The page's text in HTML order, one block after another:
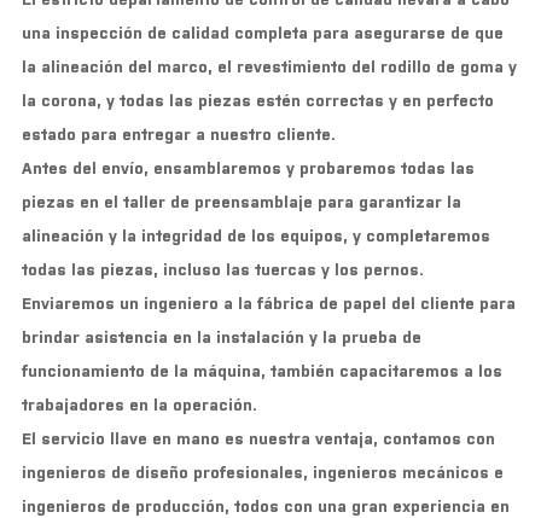
una inspección de calidad completa para asegurarse de que
la alineación del marco, el revestimiento del rodillo de goma y
la corona, y todas las piezas estén correctas y en perfecto
estado para entregar a nuestro cliente.
Antes del envío, ensamblaremos y probaremos todas las
piezas en el taller de preensamblaje para garantizar la
alineación y la integridad de los equipos, y completaremos
todas las piezas, incluso las tuercas y los pernos.
Enviaremos un ingeniero a la fábrica de papel del cliente para
brindar asistencia en la instalación y la prueba de
funcionamiento de la máquina, también capacitaremos a los
trabajadores en la operación.
El servicio llave en mano es nuestra ventaja, contamos con
ingenieros de diseño profesionales, ingenieros mecánicos e
ingenieros de producción, todos con una gran experiencia en